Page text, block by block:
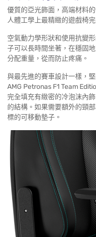
優質的亞光飾面，高端材料
人體工學上最精緻的遊戲椅完
空氣動力學形狀和使用抗變
子可以長時間坐著，在穩固
分配重量，從而防止疼痛。
與最先進的賽車設計一樣，
AMG Petronas F1 Team
完全填充有緻密的冷泡沫內
的結構。如果需要額外的頸
標的可移動墊子。